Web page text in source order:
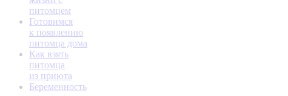
питомцем
Готовимся
к появлению
питомца дома
Как взять
питомца
из приюта
Беременность